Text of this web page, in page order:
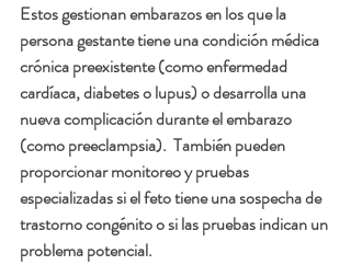
Estos gestionan embarazos en los que la
persona gestante tiene una condición médica
crónica preexistente (como enfermedad
cardíaca, diabetes o lupus) o desarrolla una
nueva complicación durante el embarazo
(como preeclampsia).  También pueden
proporcionar monitoreo y pruebas
especializadas si el feto tiene una sospecha de
trastorno congénito o si las pruebas indican un
problema potencial.